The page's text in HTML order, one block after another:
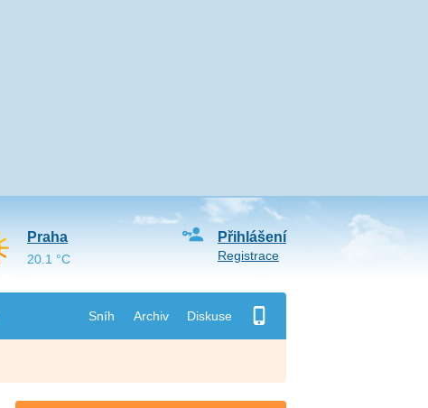
Sníh Archiv Diskuse
Přihlášení
Registrace
Praha
20.1 °C